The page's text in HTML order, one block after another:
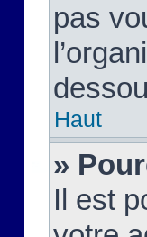
pas
Haut
»
Il est